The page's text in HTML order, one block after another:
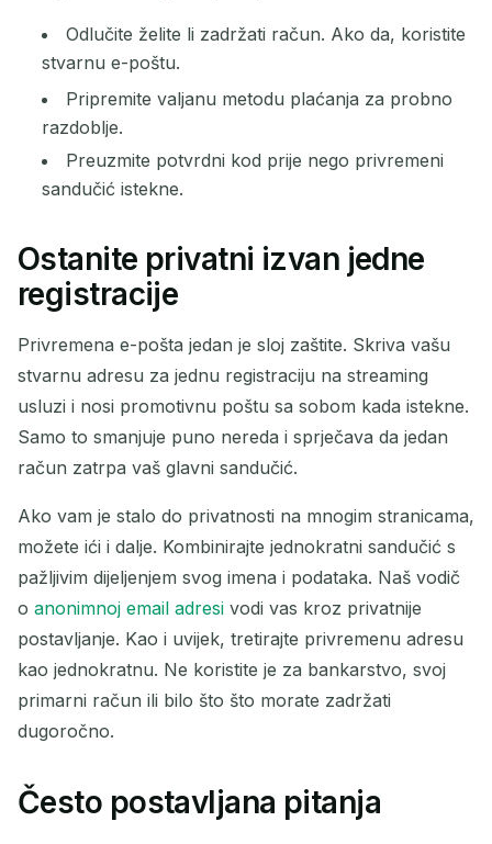
Odlučite želite li zadržati račun. Ako da, koristite
stvarnu e-poštu.
Pripremite valjanu metodu plaćanja za probno
razdoblje.
Preuzmite potvrdni kod prije nego privremeni
sandučić istekne.
Ostanite privatni izvan jedne
registracije
Privremena e-pošta jedan je sloj zaštite. Skriva vašu
stvarnu adresu za jednu registraciju na streaming
usluzi i nosi promotivnu poštu sa sobom kada istekne.
Samo to smanjuje puno nereda i sprječava da jedan
račun zatrpa vaš glavni sandučić.
Ako vam je stalo do privatnosti na mnogim stranicama,
možete ići i dalje. Kombinirajte jednokratni sandučić s
pažljivim dijeljenjem svog imena i podataka. Naš vodič
o anonimnoj email adresi vodi vas kroz privatnije
postavljanje. Kao i uvijek, tretirajte privremenu adresu
kao jednokratnu. Ne koristite je za bankarstvo, svoj
primarni račun ili bilo što što morate zadržati
dugoročno.
Često postavljana pitanja